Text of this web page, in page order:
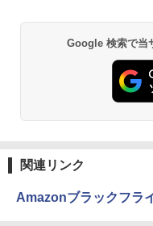
Google 検索で当
関連リンク
Amazonブラックフラ